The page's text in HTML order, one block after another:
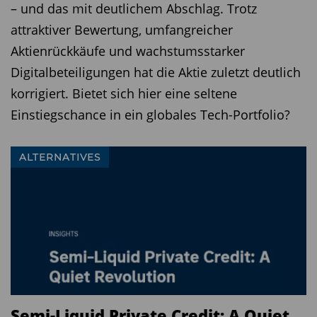
Nebensächlichkeit – sie entscheiden in kritischen
Marktphasen über Vertrauen und Kapitalzugang.
Fonds und ETFs – Hebel ohne Einzeltitelrisiko
Nicht jeder Anleger möchte sich durch
Quartalsberichte, Reservenschätzungen und
Fonds und ETFs
ab. Der SILJ konzentriert sich auf Junior-Minen.
Wer aktiv gemanagten Zugang bevorzugt, findet
Alternativen wie den
Stabilitas Silber &
Weißmetalle Fondsoder den
Bakersteel
– und das mit deutlichem Abschlag. Trotz
attraktiver Bewertung, umfangreicher
Aktienrückkäufe und wachstumsstarker
Digitalbeteiligungen hat die Aktie zuletzt deutlich
korrigiert. Bietet sich hier eine seltene
Einstiegschance in ein globales Tech-Portfolio?
ALTERNATIVES